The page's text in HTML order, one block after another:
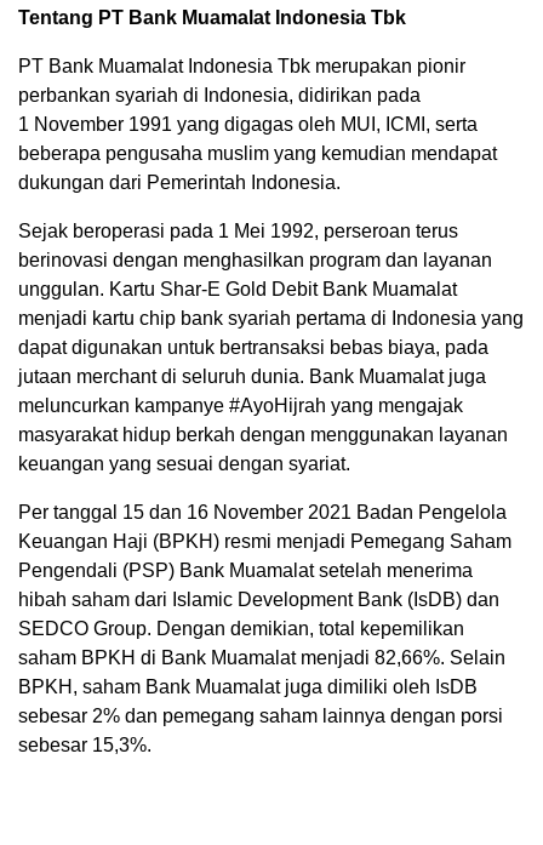
Tentang PT Bank Muamalat Indonesia Tbk
PT Bank Muamalat Indonesia Tbk merupakan pionir
perbankan syariah di Indonesia, didirikan pada
1 November 1991 yang digagas oleh MUI, ICMI, serta
beberapa pengusaha muslim yang kemudian mendapat
dukungan dari Pemerintah Indonesia.
Sejak beroperasi pada 1 Mei 1992, perseroan terus
berinovasi dengan menghasilkan program dan layanan
unggulan. Kartu Shar-E Gold Debit Bank Muamalat
menjadi kartu chip bank syariah pertama di Indonesia yang
dapat digunakan untuk bertransaksi bebas biaya, pada
jutaan merchant di seluruh dunia. Bank Muamalat juga
meluncurkan kampanye #AyoHijrah yang mengajak
masyarakat hidup berkah dengan menggunakan layanan
keuangan yang sesuai dengan syariat.
Per tanggal 15 dan 16 November 2021 Badan Pengelola
Keuangan Haji (BPKH) resmi menjadi Pemegang Saham
Pengendali (PSP) Bank Muamalat setelah menerima
hibah saham dari Islamic Development Bank (IsDB) dan
SEDCO Group. Dengan demikian, total kepemilikan
saham BPKH di Bank Muamalat menjadi 82,66%. Selain
BPKH, saham Bank Muamalat juga dimiliki oleh IsDB
sebesar 2% dan pemegang saham lainnya dengan porsi
sebesar 15,3%.